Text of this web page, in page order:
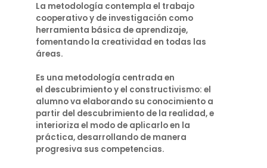
La metodología contempla el trabajo
cooperativo y de investigación como
herramienta básica de aprendizaje,
fomentando la creatividad en todas las
áreas.
Es una metodología centrada en
el descubrimiento y el constructivismo: el
alumno va elaborando su conocimiento a
partir del descubrimiento de la realidad, e
interioriza el modo de aplicarlo en la
práctica, desarrollando de manera
progresiva sus competencias.